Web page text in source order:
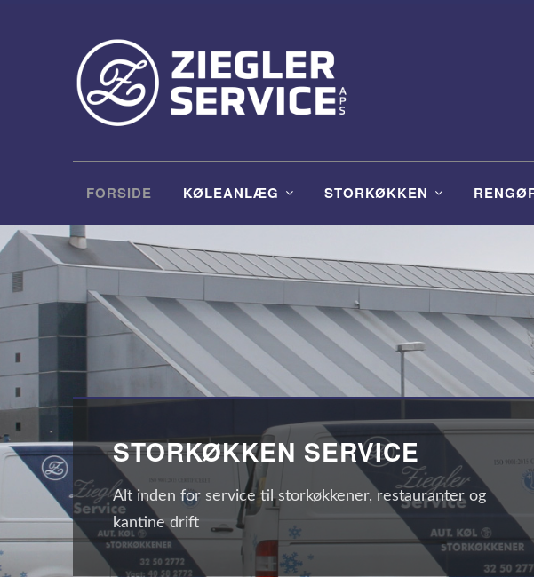
FORSIDE KØLEANLÆG STORKØKKEN
STORKØKKEN SERVICE
Alt inden for service til storkøkkener, restauranter og
kantine drift